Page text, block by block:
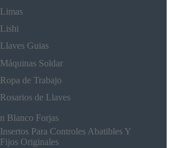
Limas
Lishi
Llaves Guias
Máquinas Soldar
Ropa de Trabajo
Rosarios de Llaves
Blanco Forjas
Insertos Para Controles Abatibles Y
Fijos Originales